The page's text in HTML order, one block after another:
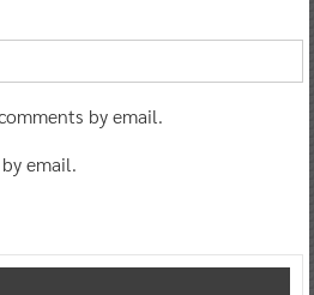
by email.
email.